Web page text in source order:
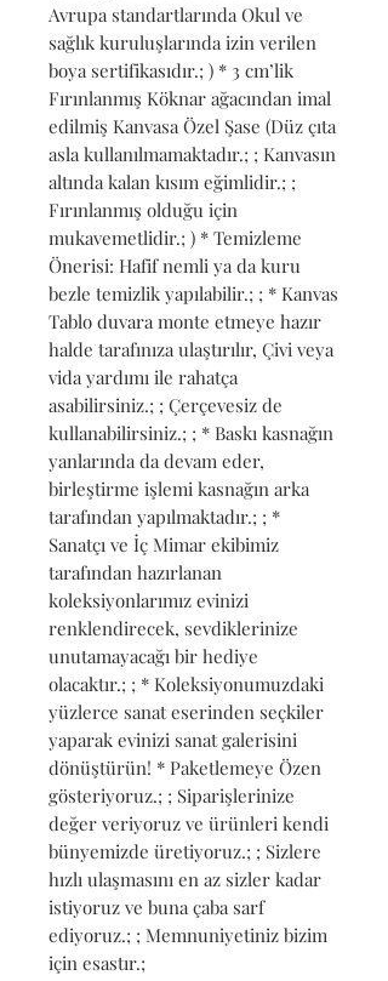
Avrupa standartlarında Okul ve
sağlık kuruluşlarında izin verilen
boya sertifikasıdır.; ) * 3 cm’lik
Fırınlanmış Köknar ağacından imal
edilmiş Kanvasa Özel Şase (Düz çıta
asla kullanılmamaktadır.; ; Kanvasın
altında kalan kısım eğimlidir.; ;
Fırınlanmış olduğu için
mukavemetlidir.; ) * Temizleme
Önerisi: Hafif nemli ya da kuru
bezle temizlik yapılabilir.; ; * Kanvas
Tablo duvara monte etmeye hazır
halde tarafınıza ulaştırılır, Çivi veya
vida yardımı ile rahatça
asabilirsiniz.; ; Çerçevesiz de
kullanabilirsiniz.; ; * Baskı kasnağın
yanlarında da devam eder,
birleştirme işlemi kasnağın arka
tarafından yapılmaktadır.; ; *
Sanatçı ve İç Mimar ekibimiz
tarafından hazırlanan
koleksiyonlarımız evinizi
renklendirecek, sevdiklerinize
unutamayacağı bir hediye
olacaktır.; ; * Koleksiyonumuzdaki
yüzlerce sanat eserinden seçkiler
yaparak evinizi sanat galerisini
dönüştürün! * Paketlemeye Özen
gösteriyoruz.; ; Siparişlerinize
değer veriyoruz ve ürünleri kendi
bünyemizde üretiyoruz.; ; Sizlere
hızlı ulaşmasını en az sizler kadar
istiyoruz ve buna çaba sarf
ediyoruz.; ; Memnuniyetiniz bizim
için esastır.;